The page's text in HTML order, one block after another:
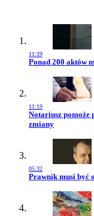
11:29
Przejdź do
Ponad 200 aktów
11:19
Przejdź do
Notariusz pomoże
zmiany
05:32
Przejdź do
Prawnik musi być